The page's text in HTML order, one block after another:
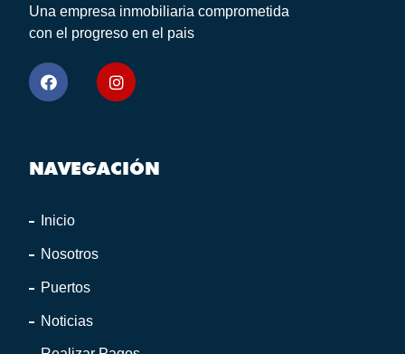
Una empresa inmobiliaria comprometida
con el progreso en el pais
NAVEGACIÓN
Inicio
Nosotros
Puertos
Noticias